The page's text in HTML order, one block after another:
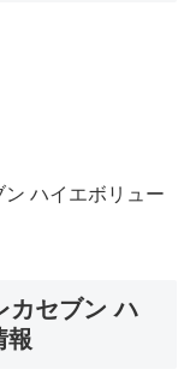
ハイエボリュー
カセブン ハ
報